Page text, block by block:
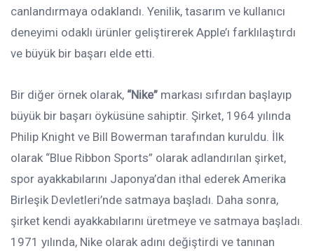
canlandırmaya odaklandı. Yenilik, tasarım ve kullanıcı
deneyimi odaklı ürünler geliştirerek Apple’ı farklılaştırdı
ve büyük bir başarı elde etti.
Bir diğer örnek olarak, “Nike” markası sıfırdan başlayıp
büyük bir başarı öyküsüne sahiptir. Şirket, 1964 yılında
Philip Knight ve Bill Bowerman tarafından kuruldu. İlk
olarak “Blue Ribbon Sports” olarak adlandırılan şirket,
spor ayakkabılarını Japonya’dan ithal ederek Amerika
Birleşik Devletleri’nde satmaya başladı. Daha sonra,
şirket kendi ayakkabılarını üretmeye ve satmaya başladı.
1971 yılında, Nike olarak adını değiştirdi ve tanınan